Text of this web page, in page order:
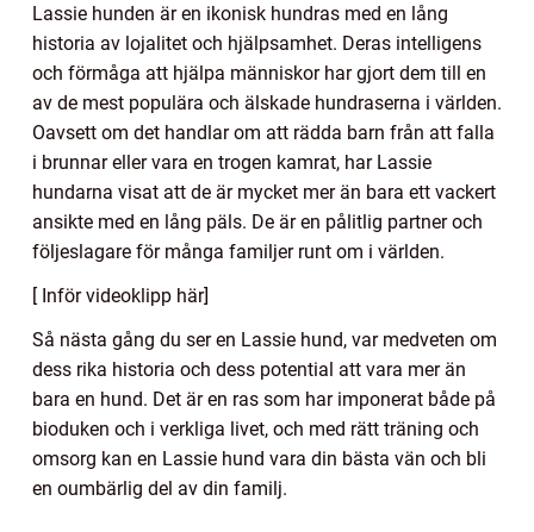
Lassie hunden är en ikonisk hundras med en lång
historia av lojalitet och hjälpsamhet. Deras intelligens
och förmåga att hjälpa människor har gjort dem till en
av de mest populära och älskade hundraserna i världen.
Oavsett om det handlar om att rädda barn från att falla
i brunnar eller vara en trogen kamrat, har Lassie
hundarna visat att de är mycket mer än bara ett vackert
ansikte med en lång päls. De är en pålitlig partner och
följeslagare för många familjer runt om i världen.
[ Inför videoklipp här]
Så nästa gång du ser en Lassie hund, var medveten om
dess rika historia och dess potential att vara mer än
bara en hund. Det är en ras som har imponerat både på
bioduken och i verkliga livet, och med rätt träning och
omsorg kan en Lassie hund vara din bästa vän och bli
en oumbärlig del av din familj.